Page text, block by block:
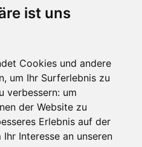
ist uns
Cookies und andere
um Ihr Surferlebnis zu
verbessern: um
der Website zu
Erlebnis auf der
Ihr Interesse an unseren
Impressum Kontakt
GmbH 2026